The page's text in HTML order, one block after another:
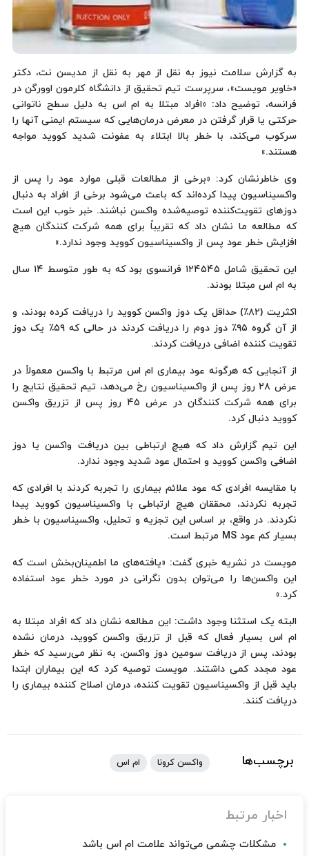
به گزارش سلامت نیوز به نقل از مهر به نقل از مدیسن نت، دکتر
«خاویر مویست»، سرپرست تیم تحقیق از دانشگاه کلرمون اوورگن در
فرانسه، توضیح داد: «افراد مبتلا به ام اس به دلیل سطح ناتوانی
حرکتی یا قرار گرفتن در معرض درمان‌هایی که سیستم ایمنی آنها را
سرکوب می‌کند، با خطر بالا ابتلاء به عفونت شدید کووید مواجه
هستند.»
وی خاطرنشان کرد: «برخی از مطالعات قبلی موارد عود را پس از
واکسیناسیون پیدا کرده‌اند که باعث می‌شود برخی از افراد به دنبال
دوزهای تقویت‌کننده توصیه‌شده واکسن نباشند. خبر خوب این است
که مطالعه ما نشان داد که تقریباً برای همه شرکت کنندگان هیچ
افزایش خطر عود پس از واکسیناسیون کووید وجود ندارد.»
این تحقیق شامل ۱۲۴۵۴۵ فرانسوی بود که به طور متوسط ۱۴ سال
به ام اس مبتلا بودند.
اکثریت (۸۲٪) حداقل یک دوز واکسن کووید را دریافت کرده بودند، و
از آن گروه ۹۵٪ دوز دوم را دریافت کردند در حالی که ۵۹٪ یک دوز
تقویت کننده اضافی دریافت کردند.
از آنجایی که هرگونه عود بیماری ام اس مرتبط با واکسن معمولاً در
عرض ۲۸ روز پس از واکسیناسیون رخ می‌دهد، تیم تحقیق نتایج را
برای همه شرکت کنندگان در عرض ۴۵ روز پس از تزریق واکسن
کووید دنبال کرد.
این تیم گزارش داد که هیچ ارتباطی بین دریافت واکسن یا دوز
اضافی واکسن کووید و احتمال عود شدید وجود ندارد.
با مقایسه افرادی که عود علائم بیماری را تجربه کردند با افرادی که
تجربه نکردند، محققان هیچ ارتباطی با واکسیناسیون کووید پیدا
نکردند. در واقع، بر اساس این تجزیه و تحلیل، واکسیناسیون با خطر
بسیار کم عود MS مرتبط است.
مویست در نشریه خبری گفت: «یافته‌های ما اطمینان‌بخش است که
این واکسن‌ها را می‌توان بدون نگرانی در مورد خطر عود استفاده
کرد.»
البته یک استثنا وجود داشت: این مطالعه نشان داد که افراد مبتلا به
ام اس بسیار فعال که قبل از تزریق واکسن کووید، درمان نشده
بودند، پس از دریافت سومین دوز واکسن، به نظر می‌رسید که خطر
عود مجدد کمی داشتند. مویست توصیه کرد که این بیماران ابتدا
باید قبل از واکسیناسیون تقویت کننده، درمان اصلاح کننده بیماری را
دریافت کنند.
برچسب‌ها واکسن کرونا ام اس
اخبار مرتبط
مشکلات چشمی می‌تواند علامت ام اس باشد